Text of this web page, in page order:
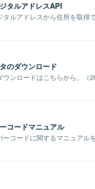
タルアドレスAPI
タルアドレスから住所を取得
のダウンロード
ウンロードはこちらから。（
コードマニュアル
ーコードに関するマニュアル